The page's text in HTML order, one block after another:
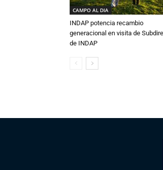
CAMPO AL DIA
INDAP potencia recambio
generacional en visita de
de INDAP